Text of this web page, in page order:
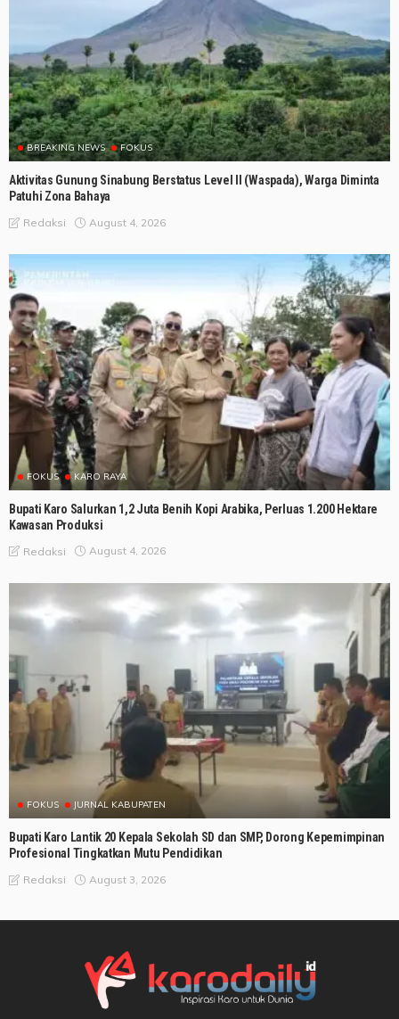
BREAKING NEWS FOKUS
Aktivitas Gunung Sinabung Berstatus Level II (Waspada), Warga Diminta
Patuhi Zona Bahaya
Redaksi August 4, 2026
FOKUS KARO RAYA
Bupati Karo Salurkan 1,2 Juta Benih Kopi Arabika, Perluas 1.200 Hektare
Kawasan Produksi
Redaksi August 4, 2026
FOKUS JURNAL KABUPATEN
Bupati Karo Lantik 20 Kepala Sekolah SD dan SMP, Dorong Kepemimpinan
Profesional Tingkatkan Mutu Pendidikan
Redaksi August 3, 2026